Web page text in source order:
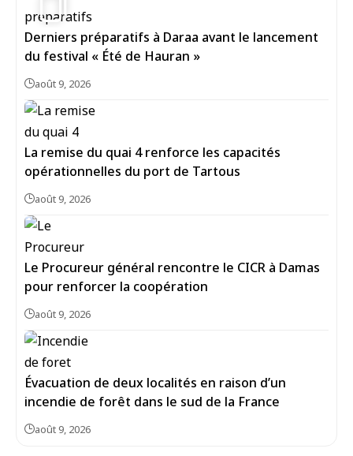
Derniers préparatifs à Daraa avant le lancement
du festival « Été de Hauran »
août 9, 2026
La remise du quai 4 renforce les capacités
opérationnelles du port de Tartous
août 9, 2026
Le Procureur général rencontre le CICR à Damas
pour renforcer la coopération
août 9, 2026
Évacuation de deux localités en raison d’un
incendie de forêt dans le sud de la France
août 9, 2026